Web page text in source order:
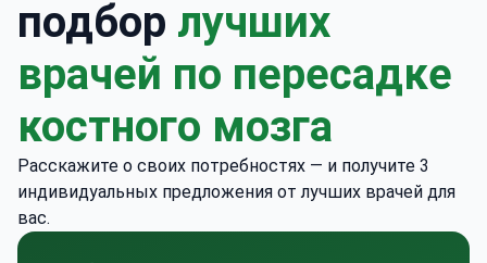
подбор лучших
врачей по пересадке
костного мозга
Расскажите о своих потребностях — и получите 3
индивидуальных предложения от лучших врачей для
вас.